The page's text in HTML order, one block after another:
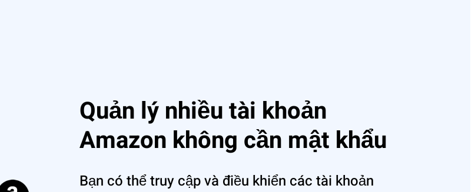
Quản lý nhiều tài khoản
Amazon không cần mật khẩu
Bạn có thể truy cập và điều khiển các tài khoản